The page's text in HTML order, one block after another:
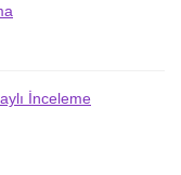
İnceleme